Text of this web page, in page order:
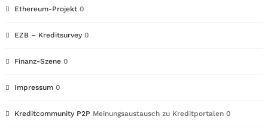
Ethereum-Projekt 0
EZB – Kreditsurvey 0
Finanz-Szene 0
Impressum 0
Kreditcommunity P2P Meinungsaustausch zu Kreditportalen 0